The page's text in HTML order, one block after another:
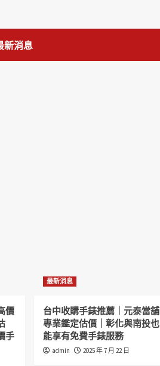
新消息
價
手
最新消息
台中收購手錶推薦｜元泰當舖
專業鑑定估價｜彰化與南投也
能享有免費手錶服務
admin 2025 年 7 月 22 日